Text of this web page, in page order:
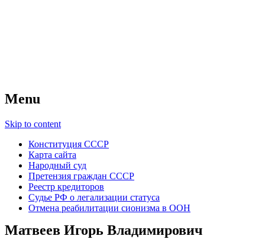
Menu
Skip to content
Конституция СССР
Карта сайта
Народный суд
Претензия граждан СССР
Реестр кредиторов
Судье РФ о легализации статуса
Отмена реабилитации сионизма в ООН
Матвеев Игорь Владимирович